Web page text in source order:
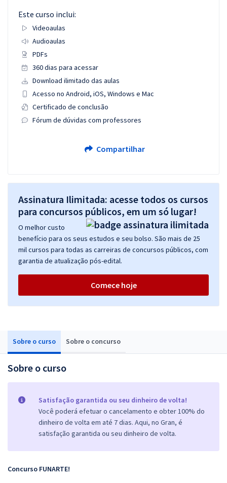
Sobre o curso Sobre o concurso
Sobre o curso
Satisfação garantida ou seu dinheiro de volta!
Você poderá efetuar o cancelamento e obter 100% do
dinheiro de volta em até 7 dias. Aqui, no Gran, é
satisfação garantida ou seu dinheiro de volta.
Concurso FUNARTE!
Este curso inclui:
Videoaulas
Audioaulas
PDFs
360 dias para acessar
Download ilimitado das aulas
Acesso no Android, iOS, Windows e Mac
Certificado de conclusão
Fórum de dúvidas com professores
Compartilhar
Assinatura Ilimitada: acesse todos os cursos
para concursos públicos, em um só lugar!
O melhor custo
benefício para os seus estudos e seu bolso. São mais de 25
mil cursos para todas as carreiras de concursos públicos, com
garantia de atualização pós-edital.
Comece hoje